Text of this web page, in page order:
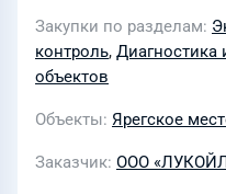
Закупки по разделам
контроль, Диагностика
объектов
Объекты Ярегское
Заказчик ООО